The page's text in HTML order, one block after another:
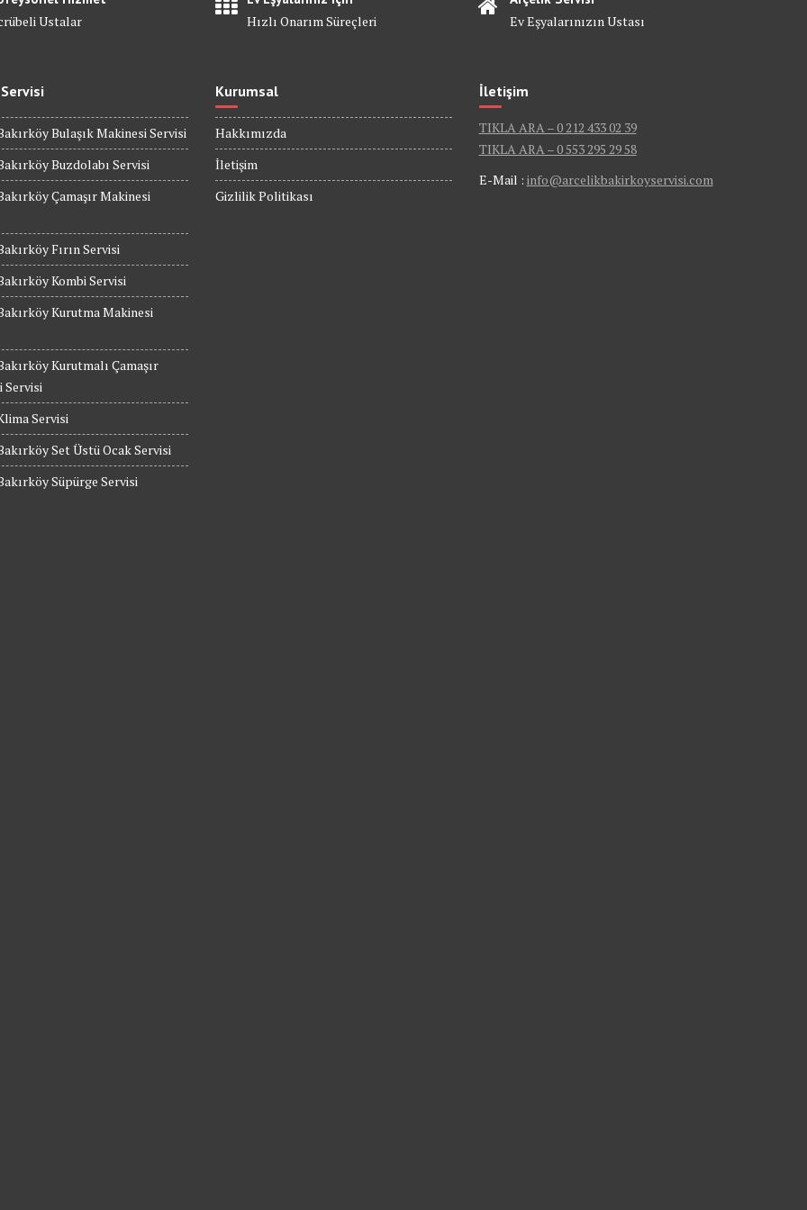
Ustalar
Hızlı Onarım Süreçleri
Ev Eşyalarınızın Ustası
Bulaşık Makinesi Servisi
Buzdolabı Servisi
Çamaşır Makinesi
Fırın Servisi
Kombi Servisi
Kurutma Makinesi
Kurutmalı Çamaşır
Servisi
Servisi
Set Üstü Ocak Servisi
Süpürge Servisi
Kurumsal
Hakkımızda
İletişim
Gizlilik Politikası
İletişim
TIKLA ARA – 0 212 433 02 39
TIKLA ARA – 0 553 295 29 58
E-Mail : info@arcelikbakirkoyservisi.com